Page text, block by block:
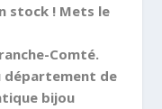
stock ! Mets le
Comté.
département de
bijou